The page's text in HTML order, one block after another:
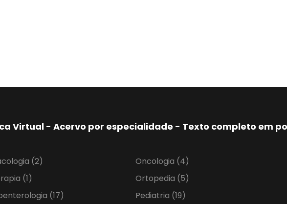
Virtual - Acervo por especialidade - Texto completo em
(2)
(1)
(17)
Oncologia (4)
Ortopedia (5)
Pediatria (19)